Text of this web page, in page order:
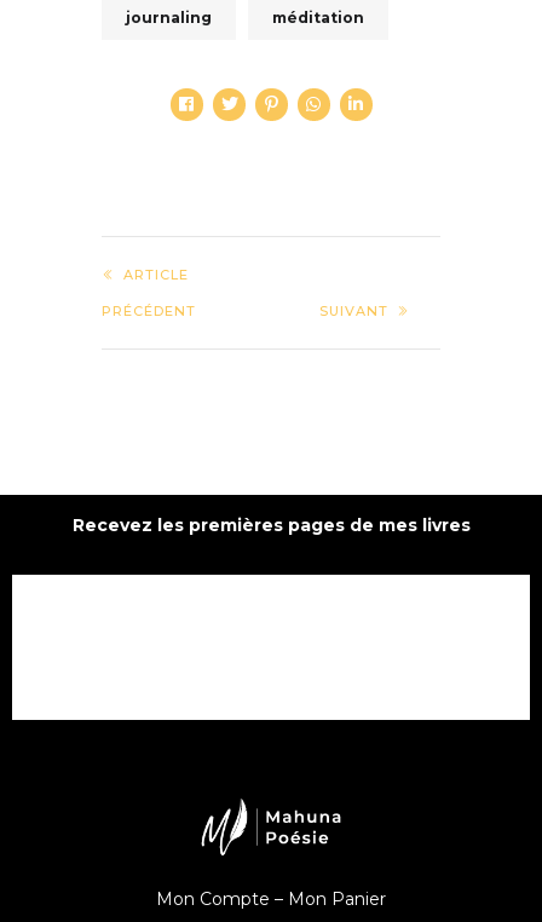
journaling méditation
ARTICLE
PRÉCÉDENT SUIVANT
Recevez les premières pages de mes livres
Mon Compte – Mon Panier